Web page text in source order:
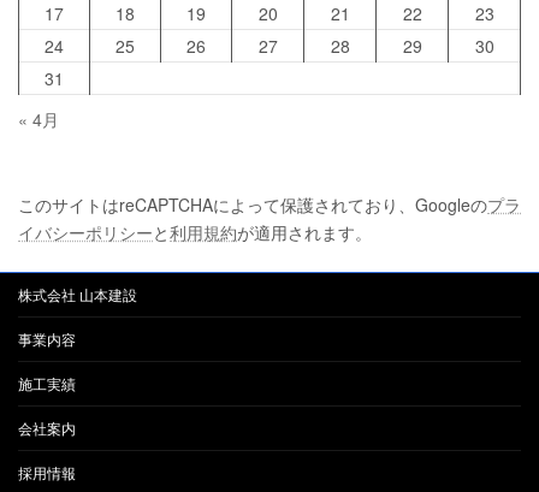
17
18 19 20 21 22
23
24
25 26 27 28 29
30
31
« 4月
このサイトはreCAPTCHAによって保護されており、Googleのプラ
イバシーポリシーと利用規約が適用されます。
株式会社 山本建設
事業内容
施工実績
会社案内
採用情報